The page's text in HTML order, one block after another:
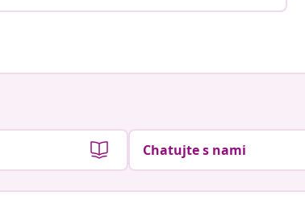
Chatujte s nami